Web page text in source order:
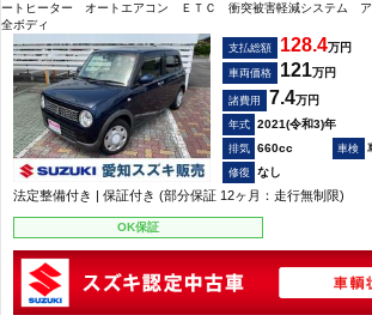
ートヒーター オートエアコン ＥＴＣ 衝突被害軽減システム
全ボディ
支払総額 128.4万円
車両価格 121万円
諸費用 7.4万円
2021(令和3)年
660cc
なし
法定整備付き | 保証付き (部分保証 12ヶ月：走行無制限)
OK保証